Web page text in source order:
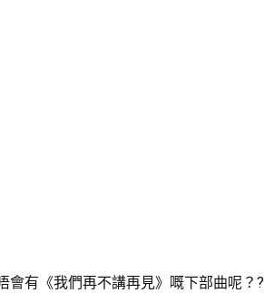
會有《我們再不講再見》嘅下部曲呢？?